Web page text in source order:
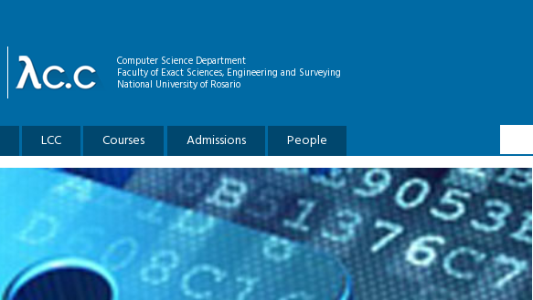
Computer Science Department
Faculty of Exact Sciences, Engineering and Surveying
National University of Rosario
LCC Courses Admissions People